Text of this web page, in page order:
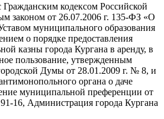
Гражданским кодексом Российской
законом от 26.07.2006 г. 135-ФЗ «О
муниципального образования
о порядке предоставления
казны города Кургана в аренду, в
пользование, утвержденным
Думы от 28.01.2009 г. № 8, и
органа о даче
муниципальной преференции от
16, Администрация города Кургана